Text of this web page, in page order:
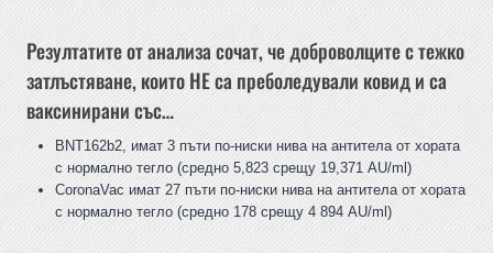
Резултатите от анализа сочат, че доброволците с тежко
затлъстяване, които НЕ са преболедували ковид и са
ваксинирани със…
BNT162b2, имат 3 пъти по-ниски нива на антитела от хората
с нормално тегло (средно 5,823 срещу 19,371 AU/ml)
CoronaVac имат 27 пъти по-ниски нива на антитела от хората
с нормално тегло (средно 178 срещу 4 894 AU/ml)